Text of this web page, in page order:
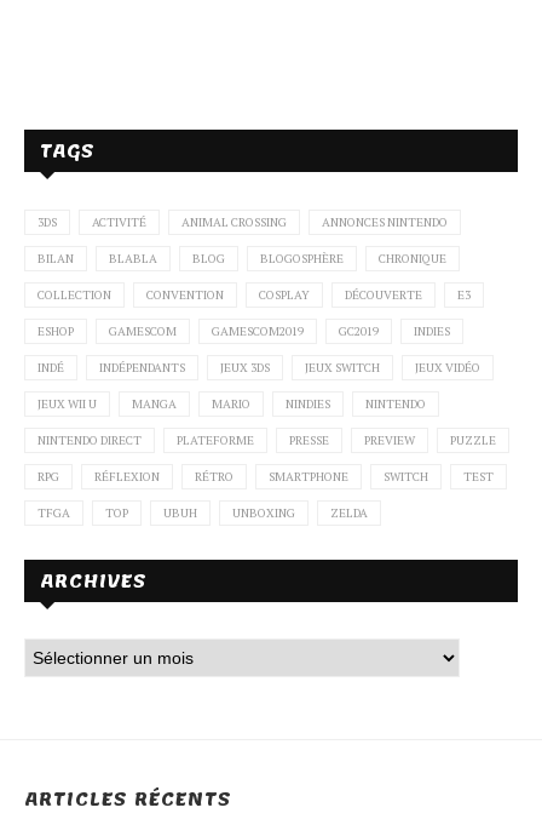
TAGS
3DS ACTIVITÉ ANIMAL CROSSING ANNONCES NINTENDO
BILAN BLABLA BLOG BLOGOSPHÈRE CHRONIQUE
COLLECTION CONVENTION COSPLAY DÉCOUVERTE E3
ESHOP GAMESCOM GAMESCOM2019 GC2019 INDIES
INDÉ INDÉPENDANTS JEUX 3DS JEUX SWITCH JEUX VIDÉO
JEUX WII U MANGA MARIO NINDIES NINTENDO
NINTENDO DIRECT PLATEFORME PRESSE PREVIEW PUZZLE
RPG RÉFLEXION RÉTRO SMARTPHONE SWITCH TEST
TFGA TOP UBUH UNBOXING ZELDA
ARCHIVES
ARTICLES RÉCENTS